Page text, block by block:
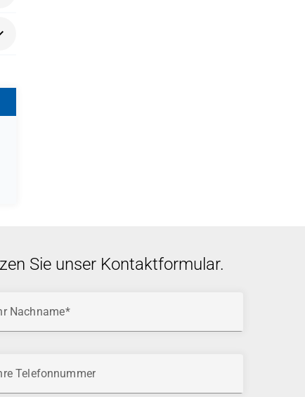
Sie unser Kontaktformular.
Nachname
Telefonnummer